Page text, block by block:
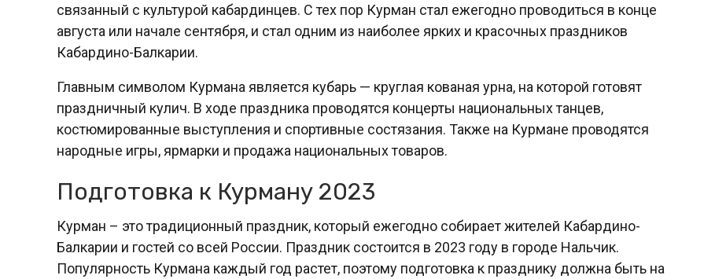
связанный с культурой кабардинцев. С тех пор Курман стал ежегодно проводиться в конце
августа или начале сентября, и стал одним из наиболее ярких и красочных праздников
Кабардино-Балкарии.
Главным символом Курмана является кубарь — круглая кованая урна, на которой готовят
праздничный кулич. В ходе праздника проводятся концерты национальных танцев,
костюмированные выступления и спортивные состязания. Также на Курмане проводятся
народные игры, ярмарки и продажа национальных товаров.
Подготовка к Курману 2023
Курман – это традиционный праздник, который ежегодно собирает жителей Кабардино-
Балкарии и гостей со всей России. Праздник состоится в 2023 году в городе Нальчик.
Популярность Курмана каждый год растет, поэтому подготовка к празднику должна быть на